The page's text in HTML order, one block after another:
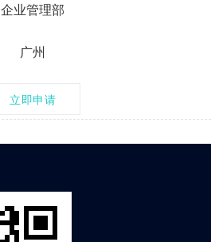
企业管理部
广州
立即申请